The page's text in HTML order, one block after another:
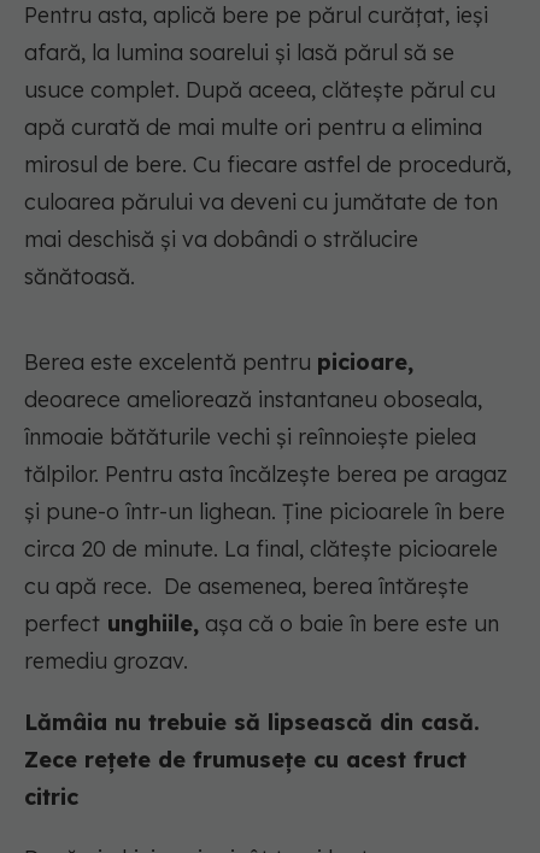
Pentru asta, aplică bere pe părul curățat, ieși
afară, la lumina soarelui și lasă părul să se
usuce complet. După aceea, clătește părul cu
apă curată de mai multe ori pentru a elimina
mirosul de bere. Cu fiecare astfel de procedură,
culoarea părului va deveni cu jumătate de ton
mai deschisă și va dobândi o strălucire
sănătoasă.
Berea este excelentă pentru picioare,
deoarece ameliorează instantaneu oboseala,
înmoaie bătăturile vechi și reînnoiește pielea
tălpilor. Pentru asta încălzește berea pe aragaz
și pune-o într-un lighean. Ține picioarele în bere
circa 20 de minute. La final, clătește picioarele
cu apă rece. De asemenea, berea întărește
perfect unghiile, așa că o baie în bere este un
remediu grozav.
Lămâia nu trebuie să lipsească din casă.
Zece rețete de frumusețe cu acest fruct
citric